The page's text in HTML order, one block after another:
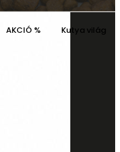
AKCIÓ % Kutya világ